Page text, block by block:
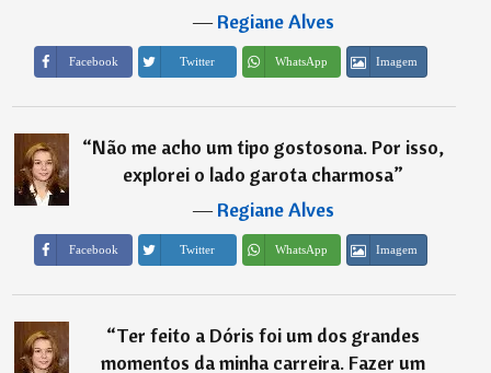
―Regiane Alves
Facebook Twitter WhatsApp Imagem
“Não me acho um tipo gostosona. Por isso,
explorei o lado garota charmosa”
―Regiane Alves
Facebook Twitter WhatsApp Imagem
“Ter feito a Dóris foi um dos grandes
momentos da minha carreira. Fazer um